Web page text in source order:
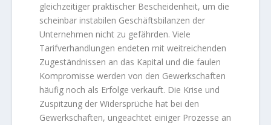
gleichzeitiger praktischer Bescheidenheit, um die
scheinbar instabilen Geschäftsbilanzen der
Unternehmen nicht zu gefährden. Viele
Tarifverhandlungen endeten mit weitreichenden
Zugeständnissen an das Kapital und die faulen
Kompromisse werden von den Gewerkschaften
häufig noch als Erfolge verkauft. Die Krise und
Zuspitzung der Widersprüche hat bei den
Gewerkschaften, ungeachtet einiger Prozesse an